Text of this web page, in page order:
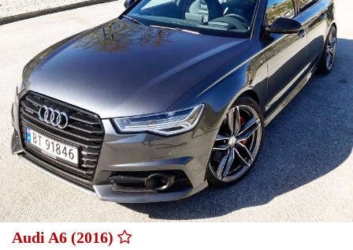
Audi A6 (2016)